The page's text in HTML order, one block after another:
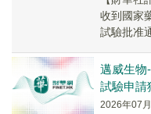
收到國家
試驗批准
邁威生物
試驗申請
2026年07